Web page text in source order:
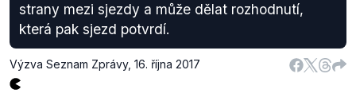
strany mezi sjezdy a může dělat rozhodnutí,
která pak sjezd potvrdí.
Výzva Seznam Zprávy, 16. října 2017